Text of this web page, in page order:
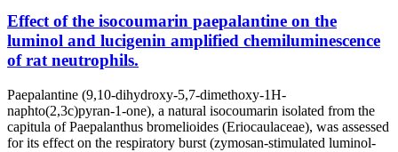
Effect of the isocoumarin paepalantine on the
luminol and lucigenin amplified chemiluminescence
of rat neutrophils.
Paepalantine (9,10-dihydroxy-5,7-dimethoxy-1H-
naphto(2,3c)pyran-1-one), a natural isocoumarin isolated from the
capitula of Paepalanthus bromelioides (Eriocaulaceae), was assessed
for its effect on the respiratory burst (zymosan-stimulated luminol-